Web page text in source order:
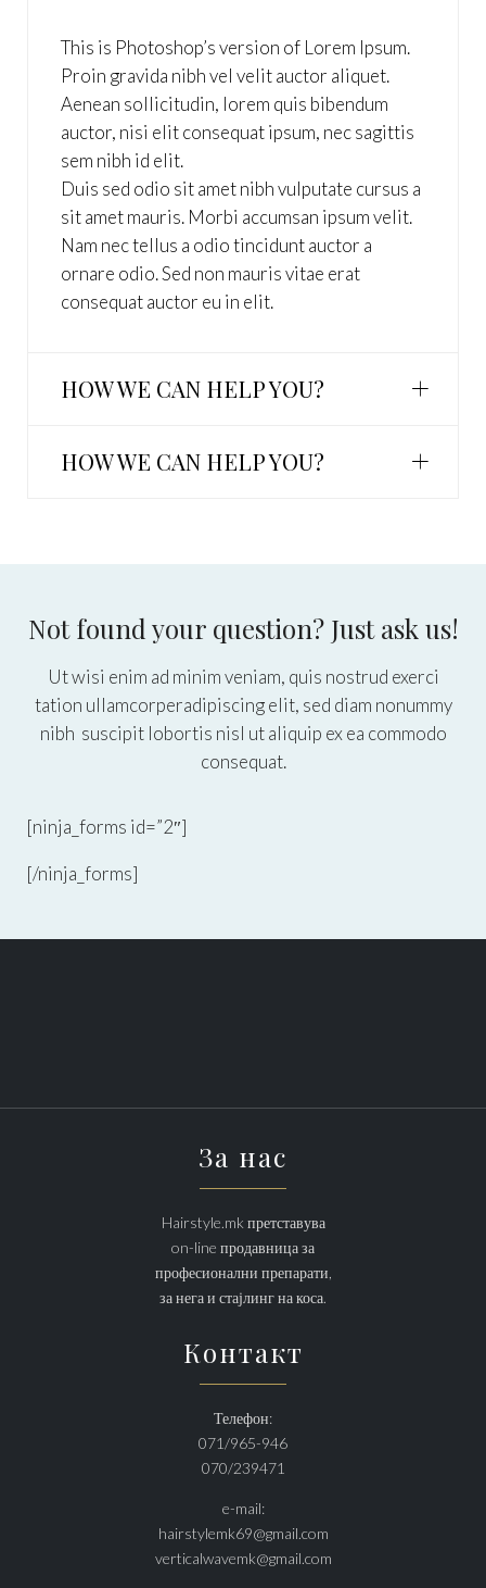
This is Photoshop’s version of Lorem Ipsum.
Proin gravida nibh vel velit auctor aliquet.
Aenean sollicitudin, lorem quis bibendum
auctor, nisi elit consequat ipsum, nec sagittis
sem nibh id elit.
Duis sed odio sit amet nibh vulputate cursus a
sit amet mauris. Morbi accumsan ipsum velit.
Nam nec tellus a odio tincidunt auctor a
ornare odio. Sed non mauris vitae erat
consequat auctor eu in elit.
HOW WE CAN HELP YOU?
HOW WE CAN HELP YOU?
Not found your question? Just ask us!
Ut wisi enim ad minim veniam, quis nostrud exerci
tation ullamcorperadipiscing elit, sed diam nonummy
nibh suscipit lobortis nisl ut aliquip ex ea commodo
consequat.
[ninja_forms id=”2″]
[/ninja_forms]
За нас
Hairstyle.mk претставува
on-line продавница за
професионални препарати,
за нега и стајлинг на коса.
Контакт
Телефон:
071/965-946
070/239471
e-mail:
hairstylemk69@gmail.com
verticalwavemk@gmail.com